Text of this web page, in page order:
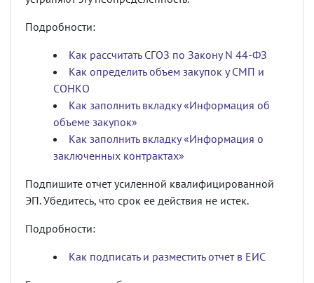
Подробности:
Как рассчитать СГОЗ по Закону N 44-ФЗ
Как определить объем закупок у СМП и
СОНКО
Как заполнить вкладку «Информация об
объеме закупок»
Как заполнить вкладку «Информация о
заключенных контрактах»
Подпишите отчет усиленной квалифицированной
ЭП. Убедитесь, что срок ее действия не истек.
Подробности:
Как подписать и разместить отчет в ЕИС